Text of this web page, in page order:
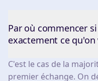
Par où commencer
exactement ce
C'est le cas de la
premier échange. On